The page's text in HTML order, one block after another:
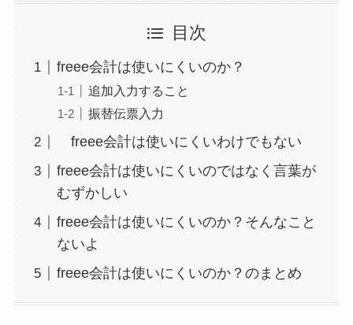
目次
freee会計は使いにくいのか？
追加入力すること
振替伝票入力
freee会計は使いにくいわけでもない
freee会計は使いにくいのではなく言葉が
むずかしい
freee会計は使いにくいのか？そんなこと
ないよ
freee会計は使いにくいのか？のまとめ